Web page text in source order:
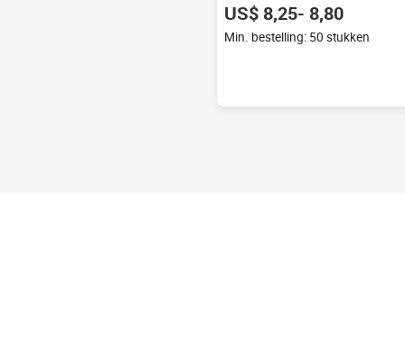
US$ 8,25- 8,80
Min. bestelling: 50 stukken